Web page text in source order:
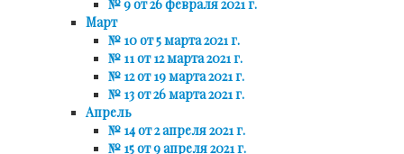
№ 9 от 26 февраля 2021 г.
Март
№ 10 от 5 марта 2021 г.
№ 11 от 12 марта 2021 г.
№ 12 от 19 марта 2021 г.
№ 13 от 26 марта 2021 г.
Апрель
№ 14 от 2 апреля 2021 г.
№ 15 от 9 апреля 2021 г.